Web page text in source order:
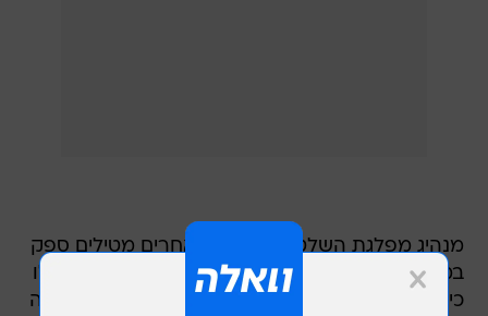
מנהיג מפלגת השלטון קצ'ינסקי ואחרים מטילים ספק
בממצאי החקירות המדיניות של פולין ורוסיה, שהעלו
כי ההתרסקות, שאירעה ב-10 באפריל 2010 והביאה